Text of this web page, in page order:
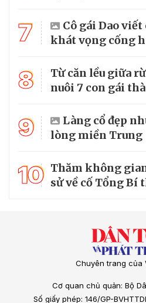
7
Cô gái Dao viết
khát vọng cống
8
Từ căn lều giữa
nuôi 7 con gái
9
Làng cổ đẹp
lòng miền Trung
10 Thăm không
sử về cố Tổng
Chuyên trang của
Cơ quan chủ quản: Bộ
Số giấy phép: 146/GP-